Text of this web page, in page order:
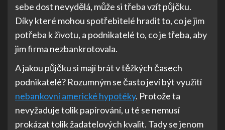
sebe dost nevydělá, může si třeba vzít půjčku.
Díky které mohou spotřebitelé hradit to, co je jim
potřeba k životu, a podnikatelé to, co je třeba, aby
jim firma nezbankrotovala.
A jakou půjčku si mají brát v těžkých časech
podnikatelé? Rozumným se často jeví být využití
nebankovní americké hypotéky. Protože ta
nevyžaduje tolik papírování, u té se nemusí
prokázat tolik žadatelových kvalit. Tady se jenom